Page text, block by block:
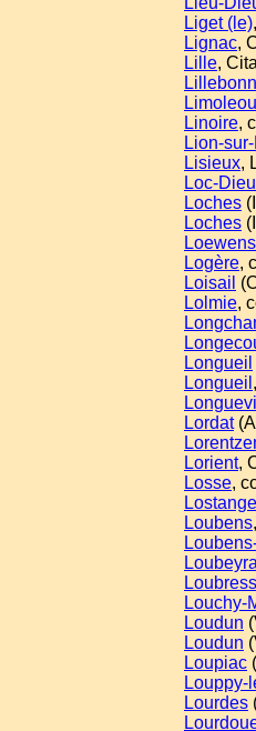
Liget (le)
Lignac,
Lille,
Limoleou
Linoire,
Lion-
Lisieux,
Loc-Dieu
Loches
Loches
Logère,
Loisail
Lolmie,
Longueil
Longueil
Lordat
Lorient,
Losse,
Loubens
Louchy-
Loudun
Loudun
Loupiac
Louppy-
Lourdes